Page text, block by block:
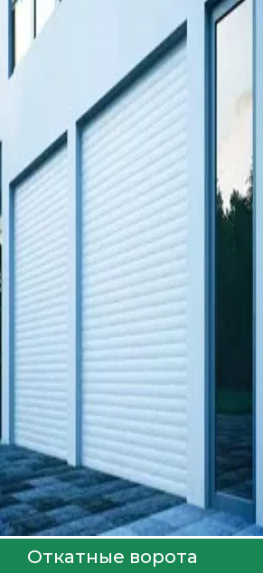
Откатные ворота